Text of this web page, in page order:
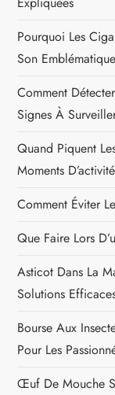
Pourquoi Les
Son
Comment
Signes À
Quand Piquent
Moments D’activité
Comment Éviter
Que Faire Lors
Asticot Dans La
Solutions
Bourse Aux
Pour Les
Œuf De Mouche